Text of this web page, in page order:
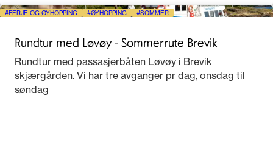
FERJE OG ØYHOPPING ØYHOPPING SOMMER
Rundtur med Løvøy - Sommerrute Brevik
Rundtur med passasjerbåten Løvøy i Brevik
skjærgården. Vi har tre avganger pr dag, onsdag til
søndag